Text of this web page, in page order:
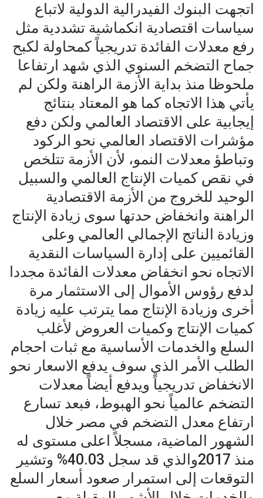
اتجهت البنوك الفيدرالية الدولية لاتباع
سياسات اقتصادية انكماشية تشددية مثل
رفع معدلات الفائدة تدريجياً كمحاولة لكبح
جماح التضخم السنوي الذي شهد ارتفاعا
ملحوظا منذ بداية الأزمة الراهنة ولكن لم
يأتي هذا الاتجاه كما هو المعتاد بنتائج
إيجابية على الاقتصاد العالمي ولكن دفع
مؤشرات الاقتصاد العالمي نحو الركود
وتباطؤ معدلات النمو، لأن الأزمة تتلخص
في نقص كميات الإنتاج العالمي والسبيل
الوحيد للخروج من الأزمة الاقتصادية
الراهنة وانخفاض حدتها سوى زيادة الإنتاج
وزيادة الناتج الإجمالي العالمي وعلى
القائميين على إدارة السياسات النقدية
الاتجاه نحو انخفاض معدلات الفائدة مجددا
لدفع رؤوس الأموال إلى الاستثمار مرة
أخرى وزيادة الإنتاج مما يترتب عليه زيادة
كميات الإنتاج وكميات العروض لأغلب
السلع والخدمات الأساسية مع ثبات احجام
الطلب الأمر الذي سوف يدفع الاسعار نحو
الانخفاض تدريجياً ويدفع أيضاً معدلات
التضخم عالمياً نحو الهبوط، فبعد تسارع
ارتفاع معدل التضخم في مصر خلال
الشهور الماضية، مسجلاً اعلى مستوى له
منذ 2017والذي قد سجل 40.03% وتشير
التوقعات إلى استمرار صعود أسعار السلع